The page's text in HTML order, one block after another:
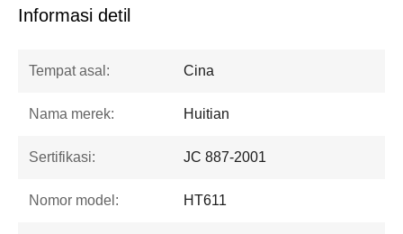
Informasi detil
Tempat asal: Cina
Nama merek: Huitian
Sertifikasi: JC 887-2001
Nomor model: HT611